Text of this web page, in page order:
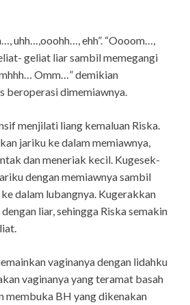
uhh…,ooohh…, ehh”. “Oooom…,
geliat liar sambil memegangi
Omm…” demikian
beroperasi dimemiawnya.
menjilati liang kemaluan Riska.
jariku ke dalam memiawnya,
dan meneriak kecil. Kugesek-
dengan memiawnya sambil
dalam lubangnya. Kugerakkan
liar, sehingga Riska semakin
vaginanya dengan lidahku
vaginanya yang teramat basah
membuka BH yang dikenakan